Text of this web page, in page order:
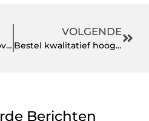
Meubelwinkel Eindhoven
VOLGENDE
Bestel kwalitatief hoogstaande fietsonderdelen eenvoudig online in deze webshop
Berichten